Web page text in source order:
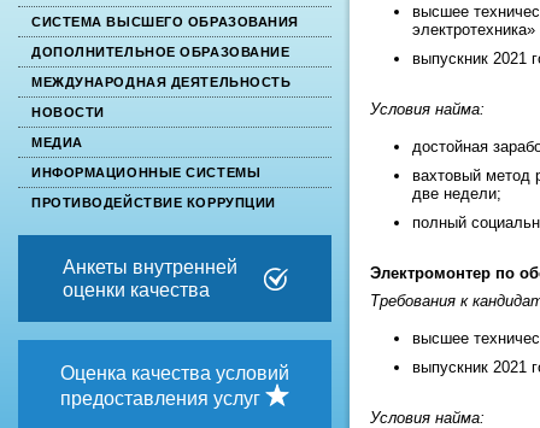
СИСТЕМА ВЫСШЕГО ОБРАЗОВАНИЯ
ДОПОЛНИТЕЛЬНОЕ ОБРАЗОВАНИЕ
МЕЖДУНАРОДНАЯ ДЕЯТЕЛЬНОСТЬ
НОВОСТИ
МЕДИА
ИНФОРМАЦИОННЫЕ СИСТЕМЫ
ПРОТИВОДЕЙСТВИЕ КОРРУПЦИИ
Анкеты внутренней
оценки качества
Оценка качества условий
предоставления услуг
высшее
выпускник 2021
Условия найма:
достойная
вахтовый метод
две недели;
полный
Электромонтер по
Требования к
высшее
выпускник 2021
Условия найма: